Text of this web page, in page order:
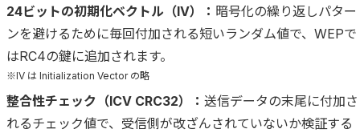
24ビットの初期化ベクトル（IV）： 暗号化の繰り返しパター
ンを避けるために毎回付加される短いランダム値で、WEPで
はRC4の鍵に追加されます。
※IV は Initialization Vector の略
整合性チェック（ICV CRC32）： 送信データの末尾に付加さ
れるチェック値で、受信側が改ざんされていないか検証する